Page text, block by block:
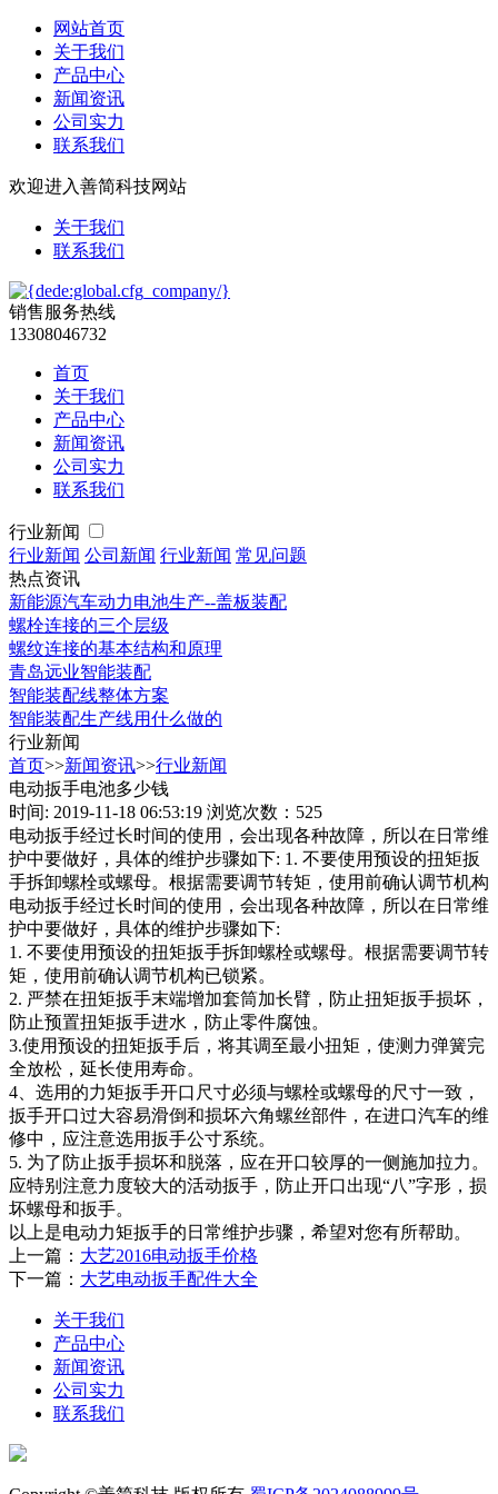
网站首页
关于我们
产品中心
新闻资讯
公司实力
联系我们
欢迎进入善简科技网站
关于我们
联系我们
销售服务热线
13308046732
首页
关于我们
产品中心
新闻资讯
公司实力
联系我们
行业新闻
行业新闻 公司新闻 行业新闻 常见问题
热点资讯
新能源汽车动力电池生产--盖板装配
螺栓连接的三个层级
螺纹连接的基本结构和原理
青岛远业智能装配
智能装配线整体方案
智能装配生产线用什么做的
行业新闻
首页>>新闻资讯>>行业新闻
电动扳手电池多少钱
时间: 2019-11-18 06:53:19 浏览次数：525
电动扳手经过长时间的使用，会出现各种故障，所以在日常维
护中要做好，具体的维护步骤如下: 1. 不要使用预设的扭矩扳
手拆卸螺栓或螺母。根据需要调节转矩，使用前确认调节机构
电动扳手经过长时间的使用，会出现各种故障，所以在日常维
护中要做好，具体的维护步骤如下:
1. 不要使用预设的扭矩扳手拆卸螺栓或螺母。根据需要调节转
矩，使用前确认调节机构已锁紧。
2. 严禁在扭矩扳手末端增加套筒加长臂，防止扭矩扳手损坏，
防止预置扭矩扳手进水，防止零件腐蚀。
3.使用预设的扭矩扳手后，将其调至最小扭矩，使测力弹簧完
全放松，延长使用寿命。
4、选用的力矩扳手开口尺寸必须与螺栓或螺母的尺寸一致，
扳手开口过大容易滑倒和损坏六角螺丝部件，在进口汽车的维
修中，应注意选用扳手公寸系统。
5. 为了防止扳手损坏和脱落，应在开口较厚的一侧施加拉力。
应特别注意力度较大的活动扳手，防止开口出现“八”字形，损
坏螺母和扳手。
以上是电动力矩扳手的日常维护步骤，希望对您有所帮助。
上一篇： 大艺2016电动扳手价格
下一篇： 大艺电动扳手配件大全
关于我们
产品中心
新闻资讯
公司实力
联系我们